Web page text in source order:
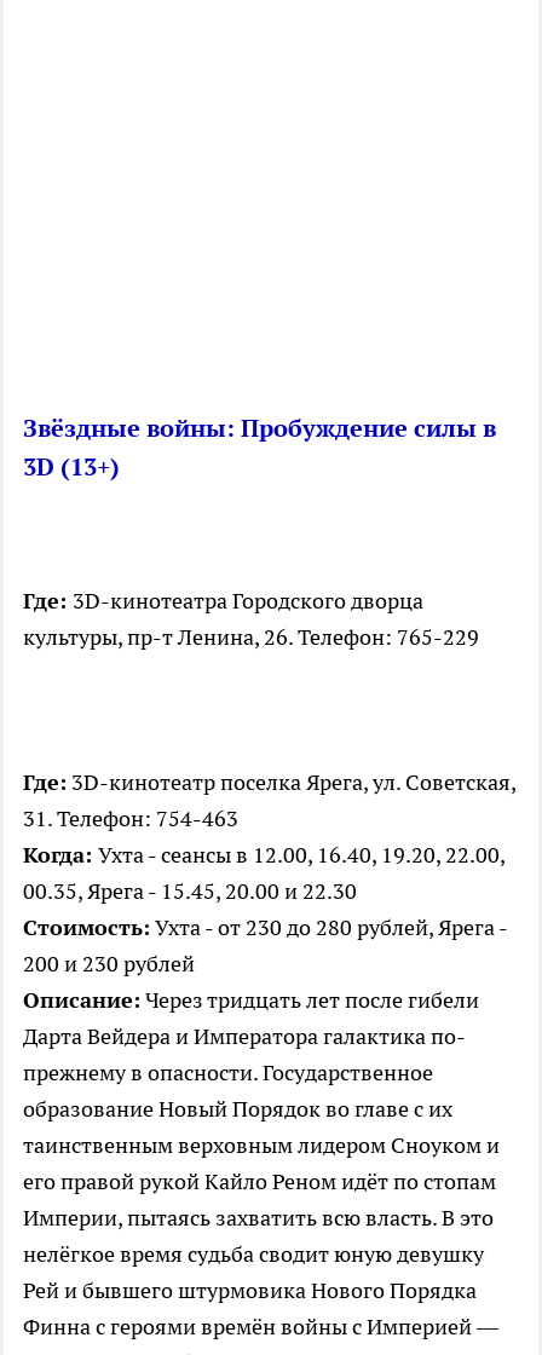
Звёздные войны: Пробуждение силы в
3D (13+)
Где: 3D-кинотеатра Городского дворца
культуры, пр-т Ленина, 26. Телефон: 765-229
Где: 3D-кинотеатр поселка Ярега, ул. Советская,
31. Телефон: 754-463
Когда: Ухта - сеансы в 12.00, 16.40, 19.20, 22.00,
00.35, Ярега - 15.45, 20.00 и 22.30
Стоимость: Ухта - от 230 до 280 рублей, Ярега -
200 и 230 рублей
Описание: Через тридцать лет после гибели
Дарта Вейдера и Императора галактика по-
прежнему в опасности. Государственное
образование Новый Порядок во главе с их
таинственным верховным лидером Сноуком и
его правой рукой Кайло Реном идёт по стопам
Империи, пытаясь захватить всю власть. В это
нелёгкое время судьба сводит юную девушку
Рей и бывшего штурмовика Нового Порядка
Финна с героями времён войны с Империей —